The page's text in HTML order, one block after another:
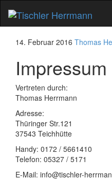
14. Februar 2016 Thomas
Impressum
Vertreten durch:
Thomas Herrmann
Adresse:
Thüringer Str.121
37543 Teichhütte
Handy: 0172 / 5661410
Telefon: 05327 / 5171
E-Mail: info@tischler-